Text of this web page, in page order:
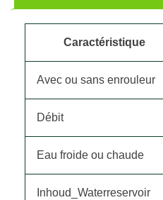
Caractéristique
Avec ou sans enrouleur
Débit
Eau froide ou chaude
Inhoud_Waterreservoir